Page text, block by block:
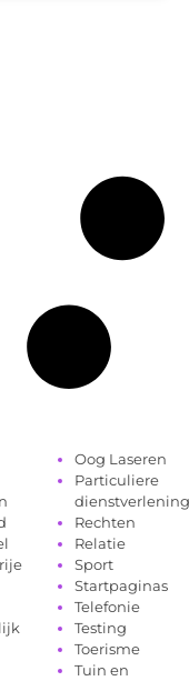
Oog Laseren
Particuliere
dienstverlening
Rechten
Relatie
Sport
Startpaginas
Telefonie
Testing
Toerisme
Tuin en